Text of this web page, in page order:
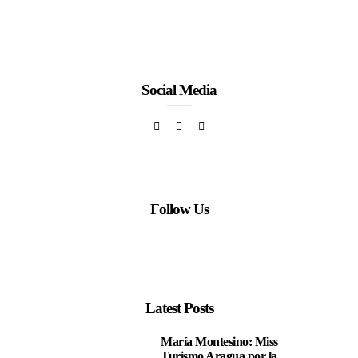
Social Media
Follow Us
Latest Posts
María Montesino: Miss